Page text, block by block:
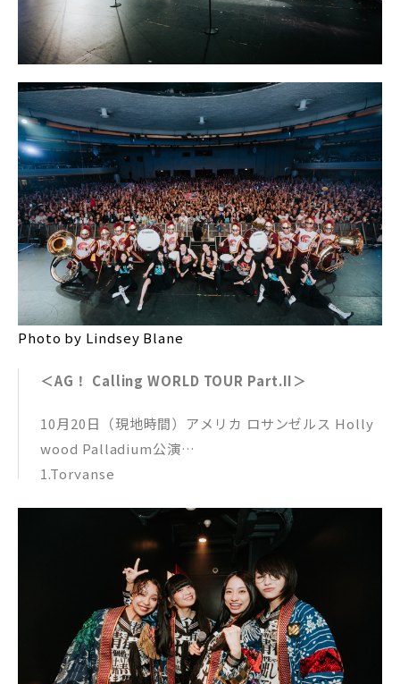
Photo by Lindsey Blane
＜AG！ Calling WORLD TOUR Part.II＞
10月20日（現地時間）アメリカ ロサンゼルス Holly
wood Palladium公演
1.Toryanse
4.Pineapple Kryptonite Remix
5.オトナブルー
7.Suki Lie
8.WOO！ GO！
9.Maji Yoroshiku